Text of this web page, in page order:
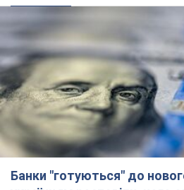
українцям розповіли, чого
найближчими днями
Яким буде курс валюти в обмінниках
6.08.2026 22:58 151,9 т.
Українцям обіцяють по 850
мобільних операторів: що
цими повідомленнями
Як не потрапити в пастку шахраїв